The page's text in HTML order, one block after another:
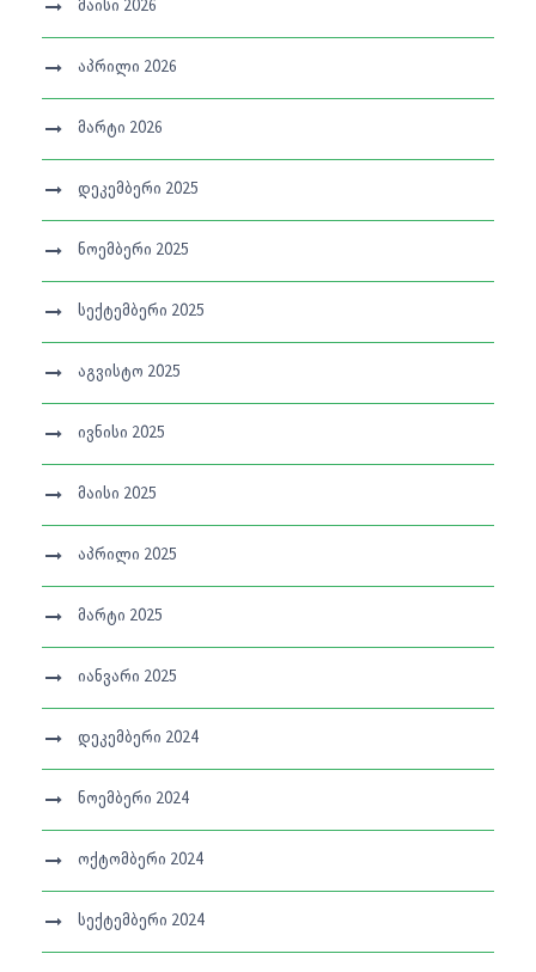
მაისი 2026
აპრილი 2026
მარტი 2026
დეკემბერი 2025
ნოემბერი 2025
სექტემბერი 2025
აგვისტო 2025
ივნისი 2025
მაისი 2025
აპრილი 2025
მარტი 2025
იანვარი 2025
დეკემბერი 2024
ნოემბერი 2024
ოქტომბერი 2024
სექტემბერი 2024